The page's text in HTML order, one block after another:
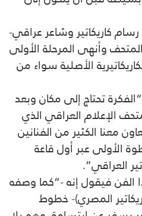
كاريكاتير وشاعر عراقي-
وأنهى المرحلة الأولى
الأصلية سواء من
تحتاج إلى مكان وبعد
الإعلام العراقي الذي
معنا الكثير من الفنانين
الأولى عبر أول قاعة
العراقي”.
الفن فيقول إنه -“كما وصفه
المصري)- خطوط